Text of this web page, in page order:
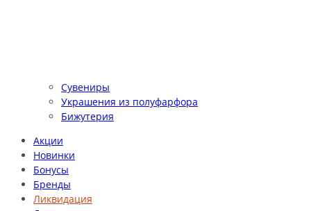
Сувениры
Украшения из полуфарфора
Бижутерия
Акции
Новинки
Бонусы
Бренды
Ликвидация